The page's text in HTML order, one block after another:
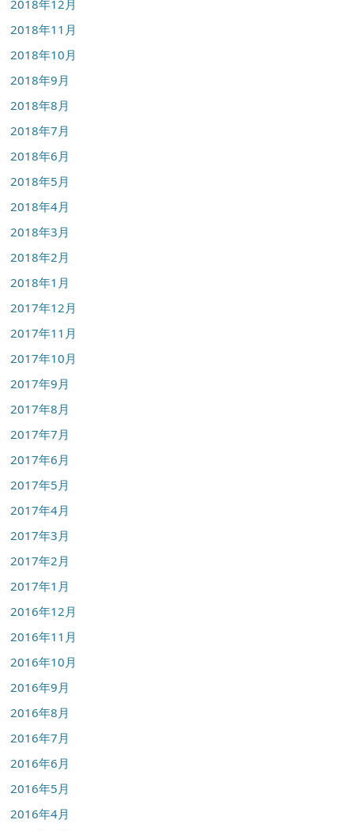
2018年12月
2018年11月
2018年10月
2018年9月
2018年8月
2018年7月
2018年6月
2018年5月
2018年4月
2018年3月
2018年2月
2018年1月
2017年12月
2017年11月
2017年10月
2017年9月
2017年8月
2017年7月
2017年6月
2017年5月
2017年4月
2017年3月
2017年2月
2017年1月
2016年12月
2016年11月
2016年10月
2016年9月
2016年8月
2016年7月
2016年6月
2016年5月
2016年4月